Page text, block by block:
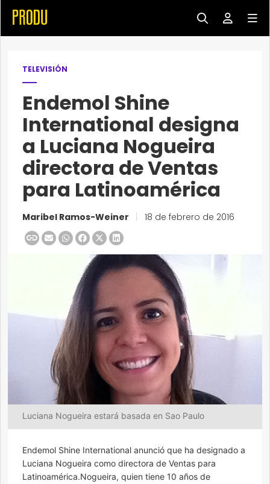
TELEVISIÓN
Endemol Shine
International designa
a Luciana Nogueira
directora de Ventas
para Latinoamérica
Maribel Ramos-Weiner 18 de febrero de 2016
Luciana Nogueira estará basada en Sao Paulo
Endemol Shine International anunció que ha designado a
Luciana Nogueira como directora de Ventas para
Latinoamérica.Nogueira, quien tiene 10 años de